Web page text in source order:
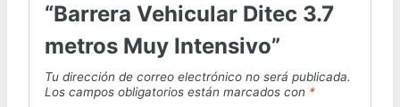
“Barrera Vehicular Ditec 3.7
metros Muy Intensivo”
Tu dirección de correo electrónico no será publicada.
Los campos obligatorios están marcados con *